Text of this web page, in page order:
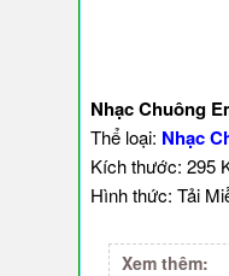
Nhạc Chuông
Thể loại: Nhạc
Kích thước: 295
Hình thức: Tải
Xem thêm: